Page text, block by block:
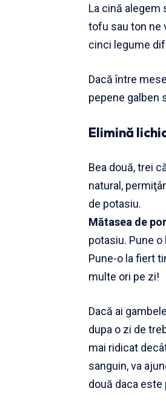
La cină alegem
tofu sau ton ne
cinci legume
Dacă între
pepene galben
Elimină
Bea două, trei
natural,
de potasiu.
Mătasea de
potasiu. Pune
Pune-o la fiert
multe ori pe zi!
Dacă ai
dupa o zi de
mai ridicat
sanguin, va
două daca este